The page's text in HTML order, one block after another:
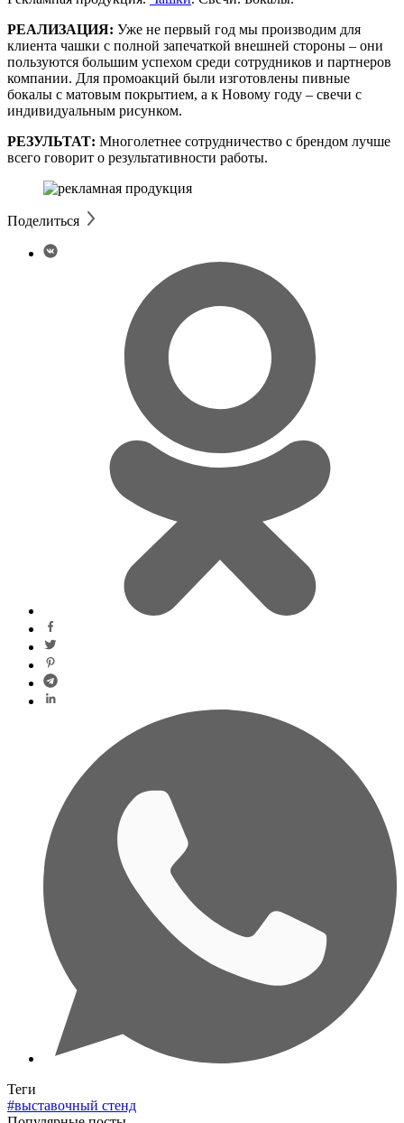
РЕАЛИЗАЦИЯ: Уже не первый год мы производим для
клиента чашки с полной запечаткой внешней стороны – они
пользуются большим успехом среди сотрудников и партнеров
компании. Для промоакций были изготовлены пивные
бокалы с матовым покрытием, а к Новому году – свечи с
индивидуальным рисунком.
РЕЗУЛЬТАТ: Многолетнее сотрудничество с брендом лучше
всего говорит о результативности работы.
Поделиться
Теги
#выставочный стенд